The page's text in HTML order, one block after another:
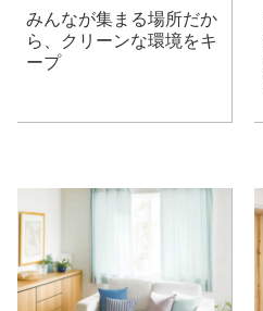
みんなが集まる場所だか
ら、クリーンな環境をキ
ープ